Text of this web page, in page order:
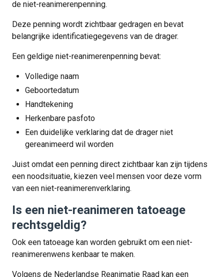
de niet-reanimerenpenning.
Deze penning wordt zichtbaar gedragen en bevat
belangrijke identificatiegegevens van de drager.
Een geldige niet-reanimerenpenning bevat:
Volledige naam
Geboortedatum
Handtekening
Herkenbare pasfoto
Een duidelijke verklaring dat de drager niet
gereanimeerd wil worden
Juist omdat een penning direct zichtbaar kan zijn tijdens
een noodsituatie, kiezen veel mensen voor deze vorm
van een niet-reanimerenverklaring.
Is een niet-reanimeren tatoeage
rechtsgeldig?
Ook een tatoeage kan worden gebruikt om een niet-
reanimerenwens kenbaar te maken.
Volgens de Nederlandse Reanimatie Raad kan een